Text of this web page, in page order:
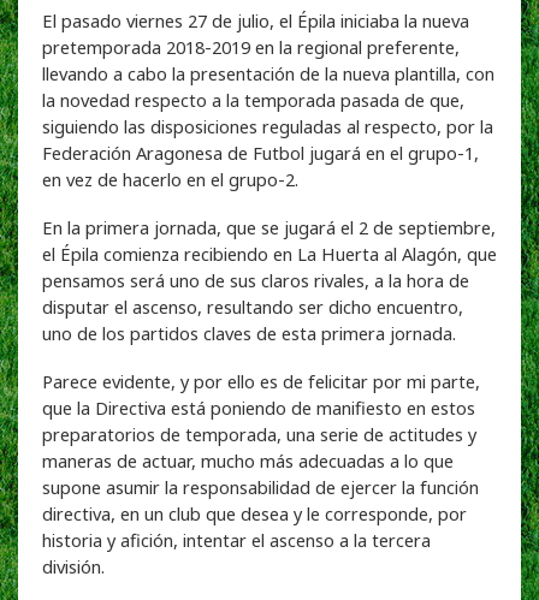
El pasado viernes 27 de julio, el Épila iniciaba la nueva
pretemporada 2018-2019 en la regional preferente,
llevando a cabo la presentación de la nueva plantilla, con
la novedad respecto a la temporada pasada de que,
siguiendo las disposiciones reguladas al respecto, por la
Federación Aragonesa de Futbol jugará en el grupo-1,
en vez de hacerlo en el grupo-2.
En la primera jornada, que se jugará el 2 de septiembre,
el Épila comienza recibiendo en La Huerta al Alagón, que
pensamos será uno de sus claros rivales, a la hora de
disputar el ascenso, resultando ser dicho encuentro,
uno de los partidos claves de esta primera jornada.
Parece evidente, y por ello es de felicitar por mi parte,
que la Directiva está poniendo de manifiesto en estos
preparatorios de temporada, una serie de actitudes y
maneras de actuar, mucho más adecuadas a lo que
supone asumir la responsabilidad de ejercer la función
directiva, en un club que desea y le corresponde, por
historia y afición, intentar el ascenso a la tercera
división.